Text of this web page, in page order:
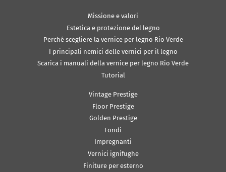
Missione e valori
Estetica e protezione del legno
Perché scegliere la vernice per legno Rio Verde
I principali nemici delle vernici per il legno
Scarica i manuali della vernice per legno Rio Verde
Tutorial
Vintage Prestige
Floor Prestige
Golden Prestige
Fondi
Impregnanti
Vernici ignifughe
Finiture per esterno